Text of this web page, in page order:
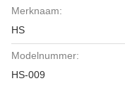
Merknaam:
HS
Modelnummer:
HS-009